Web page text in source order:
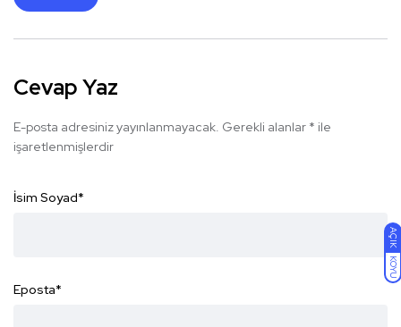
AÇIK
KOYU
Cevap Yaz
E-posta adresiniz yayınlanmayacak. Gerekli alanlar * ile
işaretlenmişlerdir
İsim Soyad*
Eposta*